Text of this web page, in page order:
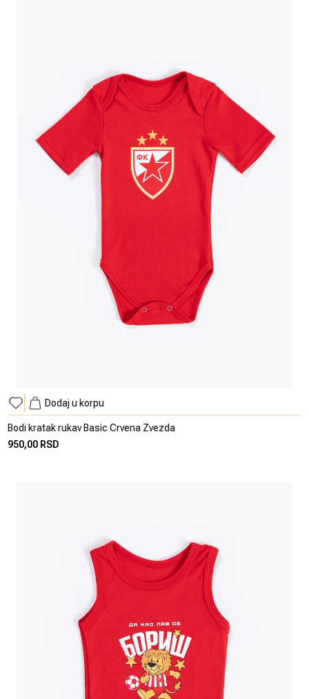
Dodaj u korpu
Bodi kratak rukav Basic Crvena Zvezda
950,00 RSD